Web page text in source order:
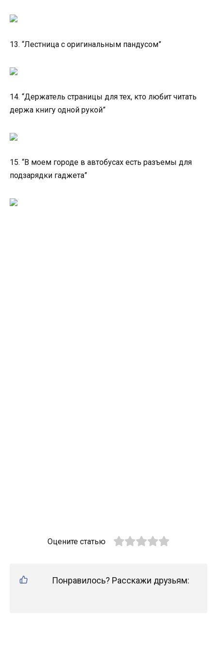
13. “Лестница с оригинальным пандусом”
14. “Держатель страницы для тех, кто любит читать
держа книгу одной рукой”
15. “В моем городе в автобусах есть разъемы для
подзарядки гаджета”
Оцените статью
Понравилось? Расскажи друзьям: